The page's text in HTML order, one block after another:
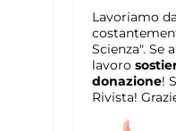
Lavoriamo
Scienza". Se
lavoro
donazione!
Rivista!